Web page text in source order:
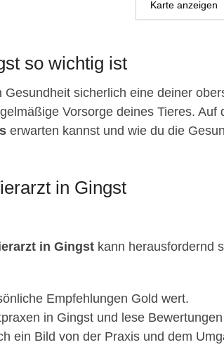
Karte anzeigen
so wichtig ist
sicherlich eine deiner
Vorsorge deines Tieres.
erwarten kannst und wie du die
in Gingst
in Gingst kann herausfordernd
Empfehlungen Gold wert.
in Gingst und lese
ein Bild von der Praxis und dem